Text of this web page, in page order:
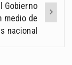
Gobierno
medio de
nacional